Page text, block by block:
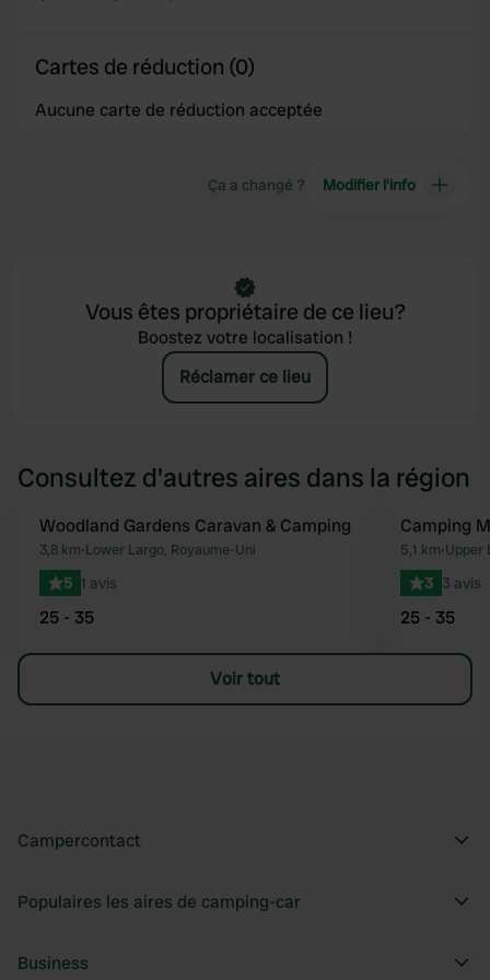
Cartes de réduction (0)
Aucune carte de réduction acceptée
Ça a changé ? Modifier l’info
Vous êtes propriétaire de ce lieu?
Boostez votre localisation !
Réclamer ce lieu
Consultez d'autres aires dans la région
Préféré
Woodland Gardens Caravan & Camping
3,8 km•Lower Largo, Royaume-Uni
5 1 avis
25 - 35
Camping
5,1 km•Upper
3 3 avis
25 - 35
Voir tout
Campercontact
Populaires les aires de camping-car
Business